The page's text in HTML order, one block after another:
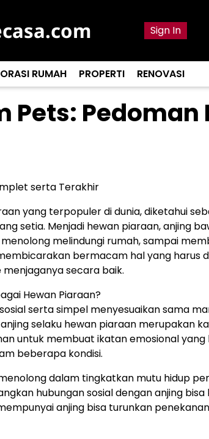
Sign In
RUMAH PROPERTI RENOVASI
Pets:
serta Terakhir
yang terpopuler di dunia, diketahui
setia. Menjadi hewan piaraan, anjing
melindungi rumah, sampai
bermacam hal yang harus
secara baik.
Hewan Piaraan?
serta simpel menyesuaikan sama
selaku hewan piaraan merupakan
untuk membuat ikatan emosional
beberapa kondisi.
dalam tingkatkan mutu hidup
hubungan sosial dengan anjing
anjing bisa turunkan